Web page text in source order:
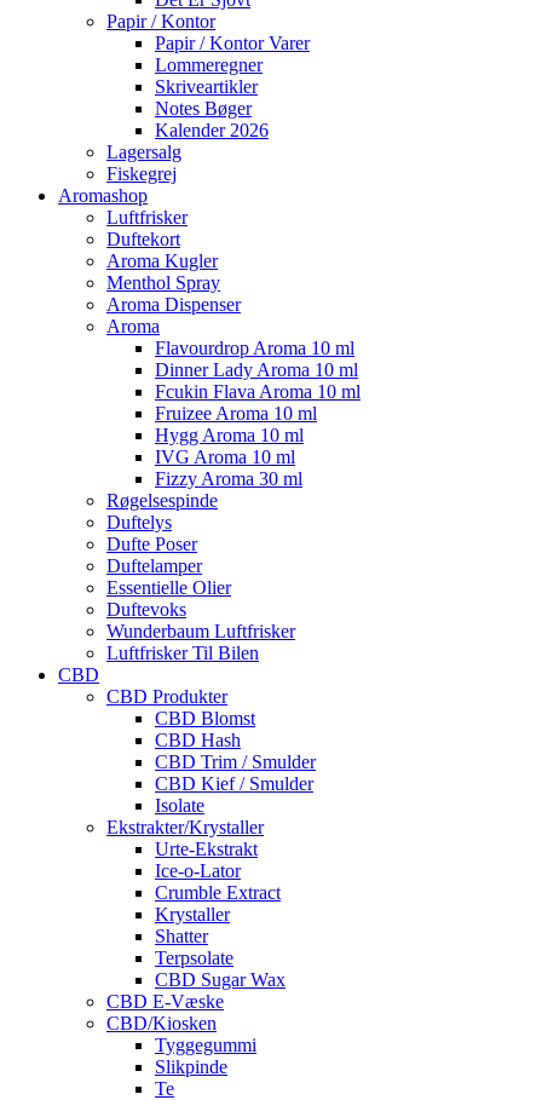
Papir / Kontor
Papir / Kontor Varer
Lommeregner
Skriveartikler
Notes Bøger
Kalender 2026
Lagersalg
Fiskegrej
Aromashop
Luftfrisker
Duftekort
Aroma Kugler
Menthol Spray
Aroma Dispenser
Aroma
Flavourdrop Aroma 10 ml
Dinner Lady Aroma 10 ml
Fcukin Flava Aroma 10 ml
Fruizee Aroma 10 ml
Hygg Aroma 10 ml
IVG Aroma 10 ml
Fizzy Aroma 30 ml
Røgelsespinde
Duftelys
Dufte Poser
Duftelamper
Essentielle Olier
Duftevoks
Wunderbaum Luftfrisker
Luftfrisker Til Bilen
CBD
CBD Produkter
CBD Blomst
CBD Hash
CBD Trim / Smulder
CBD Kief / Smulder
Isolate
Ekstrakter/Krystaller
Urte-Ekstrakt
Ice-o-Lator
Crumble Extract
Krystaller
Shatter
Terpsolate
CBD Sugar Wax
CBD E-Væske
CBD/Kiosken
Tyggegummi
Slikpinde
Te